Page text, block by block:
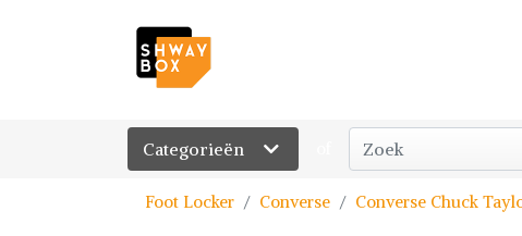
Categorieën
Foot Locker Converse Converse Chuck